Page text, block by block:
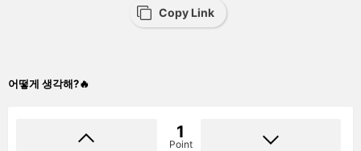
Copy Link
어떻게 생각해?🔥
1
Point